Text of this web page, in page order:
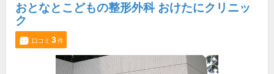
おとなとこどもの整形外科 おけたにクリニッ
ク
口コミ 3件